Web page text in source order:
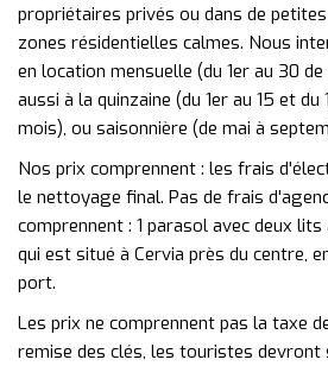
propriétaires privés ou dans de
zones résidentielles calmes. Nous
en location mensuelle (du 1er au 30
aussi à la quinzaine (du 1er au 15 et du
mois), ou saisonnière (de mai à
Nos prix comprennent : les frais
le nettoyage final. Pas de frais
comprennent : 1 parasol avec deux lits
qui est situé à Cervia près du centre,
port.
Les prix ne comprennent pas la taxe
remise des clés, les touristes devront